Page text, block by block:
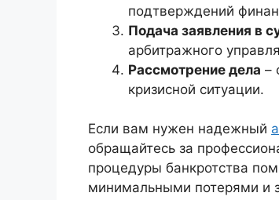
подтверждений
Подача заявления в
арбитражного
Рассмотрение дела –
кризисной ситуации.
Если вам нужен надежный
обращайтесь за
процедуры банкротства
минимальными потерями и